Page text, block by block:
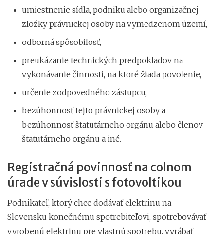
umiestnenie sídla, podniku alebo organizačnej
zložky právnickej osoby na vymedzenom území,
odborná spôsobilosť,
preukázanie technických predpokladov na
vykonávanie činnosti, na ktoré žiada povolenie,
určenie zodpovedného zástupcu,
bezúhonnosť tejto právnickej osoby a
bezúhonnosť štatutárneho orgánu alebo členov
štatutárneho orgánu a iné.
Registračná povinnosť na colnom
úrade v súvislosti s fotovoltikou
Podnikateľ, ktorý chce dodávať elektrinu na
Slovensku konečnému spotrebiteľovi, spotrebovávať
vyrobenú elektrinu pre vlastnú spotrebu, vyrábať